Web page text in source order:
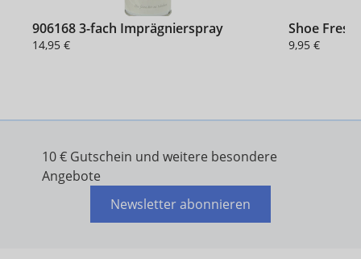
906168 3-fach Imprägnierspray
14,95 €
Shoe Fresh
9,95 €
10 € Gutschein und weitere besondere
Angebote
Newsletter abonnieren